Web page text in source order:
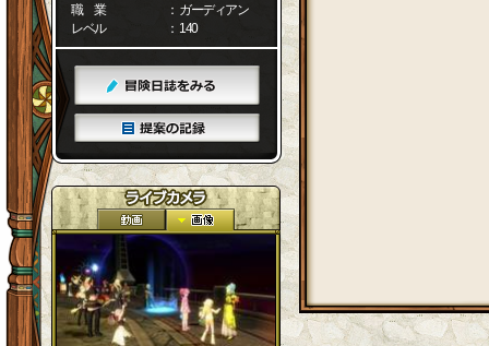
職 業
： ガーディアン
レベル
： 140